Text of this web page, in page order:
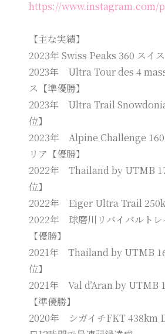
https://www.instagram.com/
【主な実績】
2023年 Swiss Peaks 360 スイス
2023年 Ultra Tour des 4
ス【準優勝】
2023年 Ultra Trail
位】
2023年 Alpine Challenge
リア【優勝】
2022年 Thailand by UTMB
位】
2022年 Eiger Ultra Trail
2022年 球磨川リバイバルトレ
【優勝】
2021年 Thailand by UTMB
位】
2021年 Val d’Aran by UTMB
【準優勝】
2020年 シガイチFKT 438km